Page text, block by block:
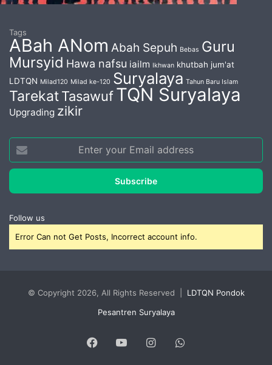
Tags
ABah ANom Abah Sepuh Bebas Guru
Mursyid Hawa nafsu iailm Ikhwan khutbah jum'at
LDTQN Milad120 Milad ke-120 Suryalaya Tahun Baru Islam
TarekatTasawufTQN Suryalaya
Upgrading zikir
Enter
your
Email
Follow us
Error Can not Get Posts, Incorrect account info.
© Copyright 2026, All Rights Reserved | LDTQN Pondok
Pesantren Suryalaya
Facebook
YouTubeInstagramWhatsApp